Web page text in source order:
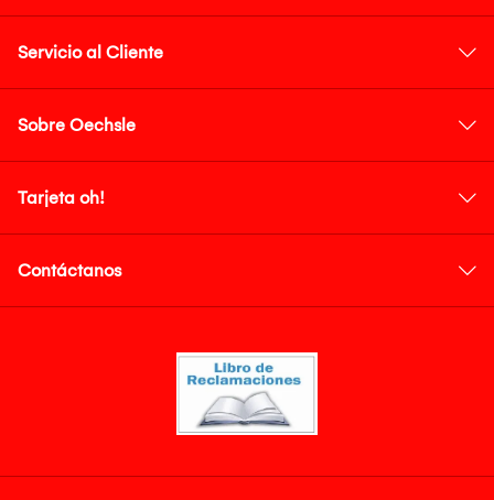
Servicio al Cliente
Sobre Oechsle
Tarjeta oh!
Contáctanos